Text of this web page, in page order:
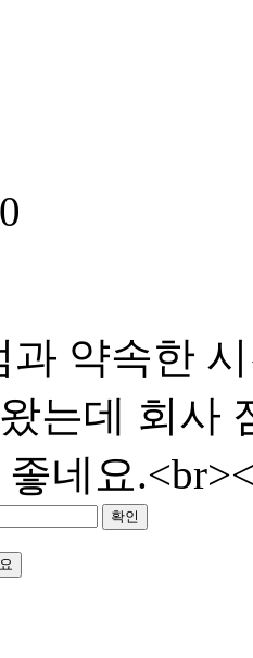
과 약속한
는데 회사
네요
확인